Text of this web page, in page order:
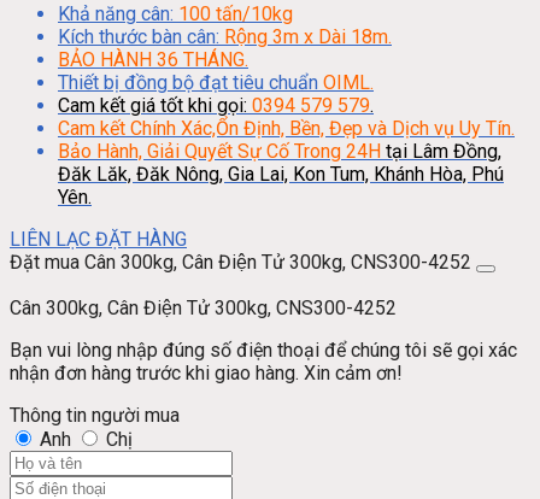
Khả năng cân: 100 tấn/10kg
Kích thước bàn cân: Rộng 3m x Dài 18m.
BẢO HÀNH 36 THÁNG.
Thiết bị đồng bộ đạt tiêu chuẩn OIML.
Cam kết giá tốt khi gọi: 0394 579 579.
Cam kết Chính Xác,Ổn Định, Bền, Đẹp và Dịch vụ Uy Tín.
Bảo Hành, Giải Quyết Sự Cố Trong 24H tại Lâm Đồng,
Đăk Lăk, Đăk Nông, Gia Lai, Kon Tum, Khánh Hòa, Phú
Yên.
LIÊN LẠC ĐẶT HÀNG
Đặt mua Cân 300kg, Cân Điện Tử 300kg, CNS300-4252
Cân 300kg, Cân Điện Tử 300kg, CNS300-4252
Bạn vui lòng nhập đúng số điện thoại để chúng tôi sẽ gọi xác
nhận đơn hàng trước khi giao hàng. Xin cảm ơn!
Thông tin người mua
Anh
Chị